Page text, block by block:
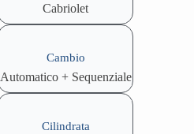
Cabriolet
Cambio
Automatico + Sequenziale
Cilindrata